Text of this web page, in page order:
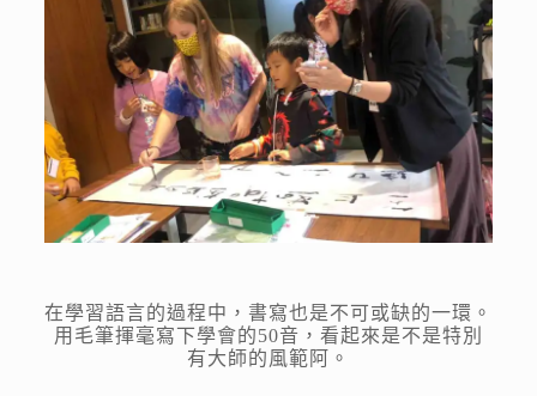
在學習語言的過程中，書寫也是不可或缺的一環。
用毛筆揮毫寫下學會的50音，看起來是不是特別
有大師的風範阿。